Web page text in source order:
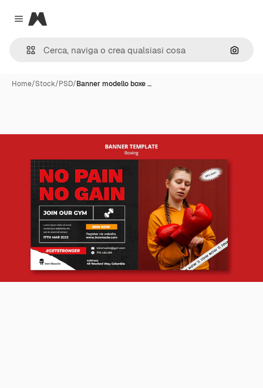
Close menu
Magnific
Cerca
Home/Stock/PSD/Banner modello boxe …